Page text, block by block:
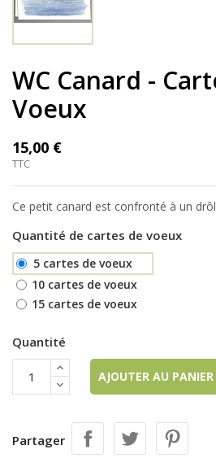
WC Canard -
Voeux
15,00 €
TTC
Ce petit canard est confronté à un
Quantité de cartes de voeux
5 cartes de voeux
10 cartes de voeux
15 cartes de voeux
Quantité
AJOUTER AU PANIER
Partager